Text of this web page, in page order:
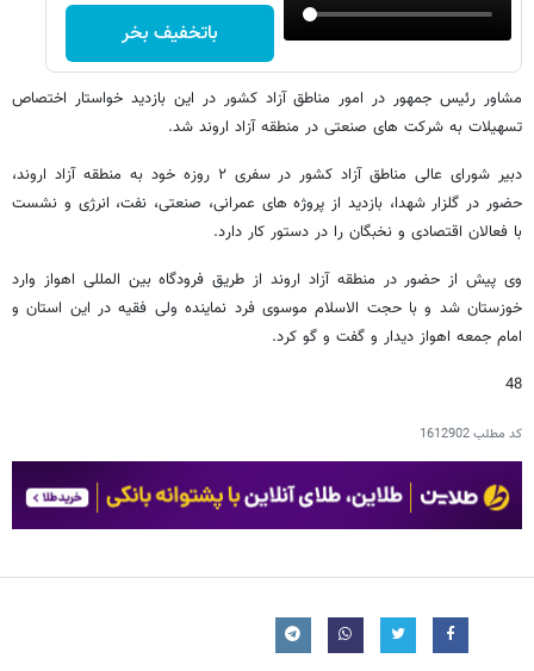
باتخفیف بخر
مشاور رئیس جمهور در امور مناطق آزاد کشور در این بازدید خواستار اختصاص
تسهیلات به شرکت های صنعتی در منطقه آزاد اروند شد.
دبیر شورای عالی مناطق آزاد کشور در سفری ۲ روزه خود به منطقه آزاد اروند،
حضور در گلزار شهدا، بازدید از پروژه‌ های عمرانی، صنعتی، نفت، انرژی و نشست
با فعالان اقتصادی و نخبگان را در دستور کار دارد.
وی پیش از حضور در منطقه آزاد اروند از طریق فرودگاه بین المللی اهواز وارد
خوزستان شد و با حجت الاسلام موسوی فرد نماینده ولی فقیه در این استان و
امام جمعه اهواز دیدار و گفت و گو کرد.
48
کد مطلب1612902